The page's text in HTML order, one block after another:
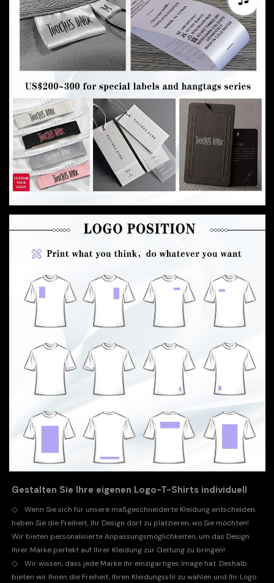
Gestalten Sie Ihre eigenen Logo-T-Shirts individuell
◇
Wenn Sie sich für unsere maßgeschneiderte Kleidung entscheiden,
haben Sie die Freiheit, Ihr Design dort zu platzieren, wo Sie möchten!
Wir bieten personalisierte Anpassungsmöglichkeiten, um das Design
Ihrer Marke perfekt auf Ihrer Kleidung zur Geltung zu bringen!
◇
Wir wissen, dass jede Marke ihr einzigartiges Image hat. Deshalb
bieten wir Ihnen die Freiheit, Ihren Kleidungsstil zu wählen und Ihr Logo